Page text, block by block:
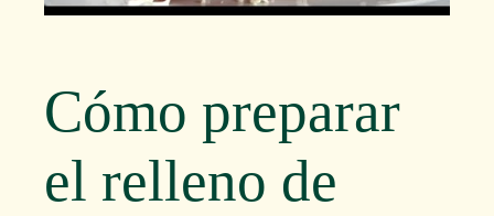
Cómo preparar
el relleno de